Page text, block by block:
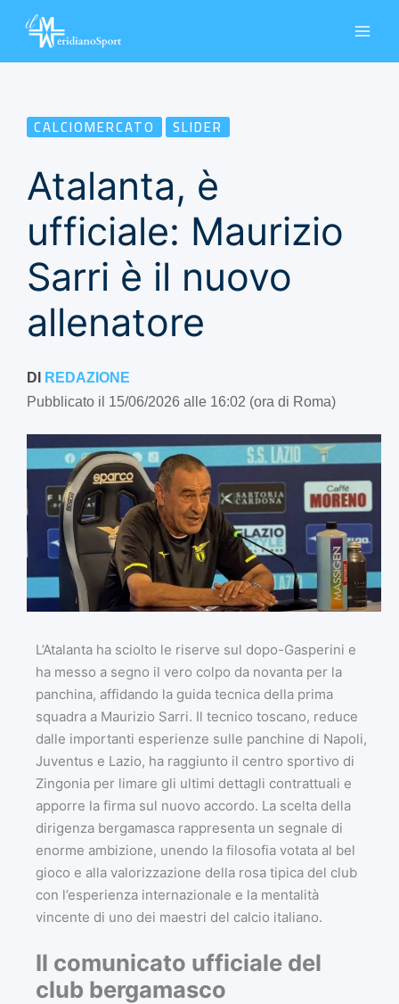
CALCIOMERCATO SLIDER
Atalanta, è
ufficiale: Maurizio
Sarri è il nuovo
allenatore
DI REDAZIONE
Pubblicato il 15/06/2026 alle 16:02 (ora di Roma)
L’Atalanta ha sciolto le riserve sul dopo-Gasperini e
ha messo a segno il vero colpo da novanta per la
panchina, affidando la guida tecnica della prima
squadra a Maurizio Sarri. Il tecnico toscano, reduce
dalle importanti esperienze sulle panchine di Napoli,
Juventus e Lazio, ha raggiunto il centro sportivo di
Zingonia per limare gli ultimi dettagli contrattuali e
apporre la firma sul nuovo accordo. La scelta della
dirigenza bergamasca rappresenta un segnale di
enorme ambizione, unendo la filosofia votata al bel
gioco e alla valorizzazione della rosa tipica del club
con l’esperienza internazionale e la mentalità
vincente di uno dei maestri del calcio italiano.
Il comunicato ufficiale del
club bergamasco